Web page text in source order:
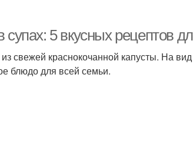
супах: 5 вкусных рецептов
свежей краснокочанной капусты. На
блюдо для всей семьи.